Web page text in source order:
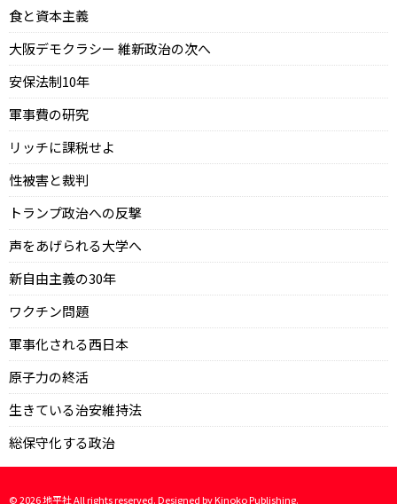
食と資本主義
大阪デモクラシー 維新政治の次へ
安保法制10年
軍事費の研究
リッチに課税せよ
性被害と裁判
トランプ政治への反撃
声をあげられる大学へ
新自由主義の30年
ワクチン問題
軍事化される西日本
原子力の終活
生きている治安維持法
総保守化する政治
©2026地平社 All rights reserved. Designed byKinoko Publishing.